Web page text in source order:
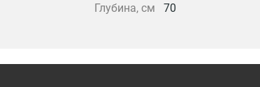
Глубина, см
70